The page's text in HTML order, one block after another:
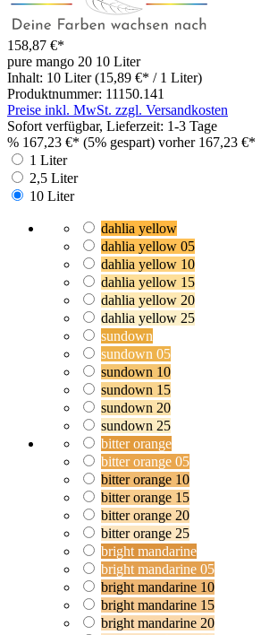
158,87 €*
pure mango 20 10 Liter
Inhalt: 10 Liter (15,89 €* / 1 Liter)
Produktnummer: 11150.141
Preise inkl. MwSt. zzgl. Versandkosten
Sofort verfügbar, Lieferzeit: 1-3 Tage
% 167,23 €* (5% gespart) vorher 167,23 €*
1 Liter
2,5 Liter
10 Liter
dahlia yellow
dahlia yellow 05
dahlia yellow 10
dahlia yellow 15
dahlia yellow 20
dahlia yellow 25
sundown
sundown 05
sundown 10
sundown 15
sundown 20
sundown 25
bitter orange
bitter orange 05
bitter orange 10
bitter orange 15
bitter orange 20
bitter orange 25
bright mandarine
bright mandarine 05
bright mandarine 10
bright mandarine 15
bright mandarine 20